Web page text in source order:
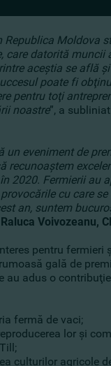
Moldova
care datorită
aceştia se află
poate fi
pentru toţi
noastre”, a subliniat
eveniment de
2020. Fermierii au
cu care
an, suntem
Raluca Voivozeanu,
pentru fermieri
gală de
au adus o
fermă de vaci;
lor şi
culturilor agricole